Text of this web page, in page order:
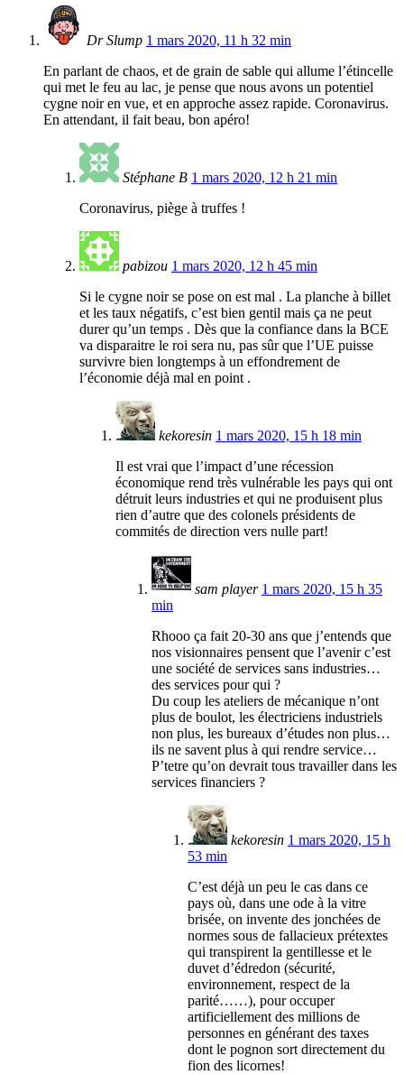
Dr Slump 1 mars 2020, 11 h 32 min
En parlant de chaos, et de grain de sable qui allume l’étincelle
qui met le feu au lac, je pense que nous avons un potentiel
cygne noir en vue, et en approche assez rapide. Coronavirus.
En attendant, il fait beau, bon apéro!
Stéphane B 1 mars 2020, 12 h 21 min
Coronavirus, piège à truffes !
pabizou 1 mars 2020, 12 h 45 min
Si le cygne noir se pose on est mal . La planche à billet
et les taux négatifs, c’est bien gentil mais ça ne peut
durer qu’un temps . Dès que la confiance dans la BCE
va disparaitre le roi sera nu, pas sûr que l’UE puisse
survivre bien longtemps à un effondrement de
l’économie déjà mal en point .
kekoresin 1 mars 2020, 15 h 18 min
Il est vrai que l’impact d’une récession
économique rend très vulnérable les pays qui ont
détruit leurs industries et qui ne produisent plus
rien d’autre que des colonels présidents de
commités de direction vers nulle part!
sam player 1 mars 2020, 15 h 35
min
Rhooo ça fait 20-30 ans que j’entends que
nos visionnaires pensent que l’avenir c’est
une société de services sans industries…
des services pour qui ?
Du coup les ateliers de mécanique n’ont
plus de boulot, les électriciens industriels
non plus, les bureaux d’études non plus…
ils ne savent plus à qui rendre service…
P’tetre qu’on devrait tous travailler dans les
services financiers ?
kekoresin 1 mars 2020, 15 h
53 min
C’est déjà un peu le cas dans ce
pays où, dans une ode à la vitre
brisée, on invente des jonchées de
normes sous de fallacieux prétextes
qui transpirent la gentillesse et le
duvet d’édredon (sécurité,
environnement, respect de la
parité……), pour occuper
artificiellement des millions de
personnes en générant des taxes
dont le pognon sort directement du
fion des licornes!